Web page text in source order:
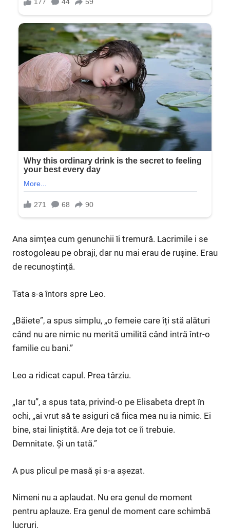
Ana simțea cum genunchii îi tremură. Lacrimile i se
rostogoleau pe obraji, dar nu mai erau de rușine. Erau
de recunoștință.
Tata s-a întors spre Leo.
„Băiete”, a spus simplu, „o femeie care îți stă alături
când nu are nimic nu merită umilită când intră într-o
familie cu bani.”
Leo a ridicat capul. Prea târziu.
„Iar tu”, a spus tata, privind-o pe Elisabeta drept în
ochi, „ai vrut să te asiguri că fiica mea nu ia nimic. Ei
bine, stai liniștită. Are deja tot ce îi trebuie.
Demnitate. Și un tată.”
A pus plicul pe masă și s-a așezat.
Nimeni nu a aplaudat. Nu era genul de moment
pentru aplauze. Era genul de moment care schimbă
lucruri.